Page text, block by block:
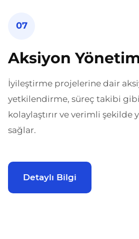
07
Aksiyon
İyileştirme projelerine dair
yetkilendirme, süreç takibi
kolaylaştırır ve verimli şekilde
sağlar.
Detaylı Bilgi